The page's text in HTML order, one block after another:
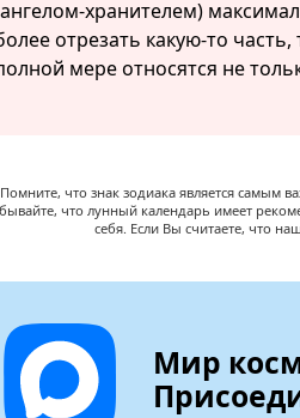
хранителем)
отрезать какую-то
мере относятся не
Помните, что знак зодиака является
что лунный календарь имеет
себя. Если Вы считаете, что
Мир